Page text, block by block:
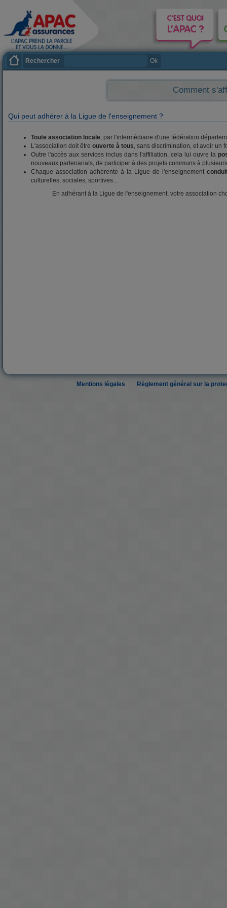
Rechercher Ok
Comment
Qui peut adhérer à la Ligue de l'enseignement ?
Toute association locale, par l'intermédiaire d'une fédération
L'association doit être ouverte à tous, sans discrimination, et avoir un
Outre l'accès aux services inclus dans l'affiliation, cela lui ouvre la
nouveaux partenariats, de participer à des projets communs à
Chaque association adhérente à la Ligue de l'enseignement
culturelles, sociales, sportives...
En adhérant à la Ligue de l'enseignement, votre association
Mentions légales Règlement général sur la